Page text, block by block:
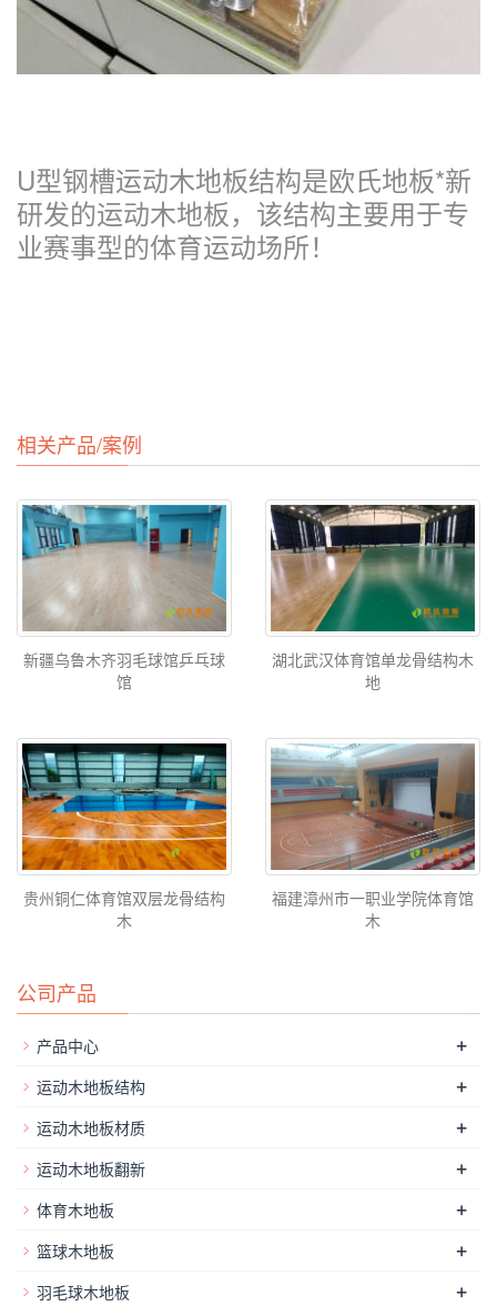
U型钢槽运动木地板结构是欧氏地板*新
研发的运动木地板，该结构主要用于专
业赛事型的体育运动场所！
相关产品/案例
新疆乌鲁木齐羽毛球馆乒乓球
馆
湖北武汉体育馆单龙骨结构木
地
贵州铜仁体育馆双层龙骨结构
木
福建漳州市一职业学院体育馆
木
公司产品
产品中心 +
运动木地板结构 +
运动木地板材质 +
运动木地板翻新 +
体育木地板 +
篮球木地板 +
羽毛球木地板 +